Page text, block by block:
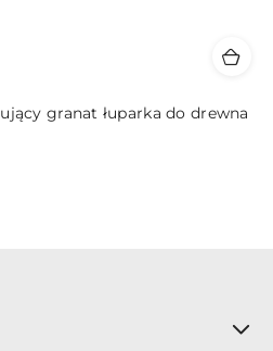
granat łuparka do drewna